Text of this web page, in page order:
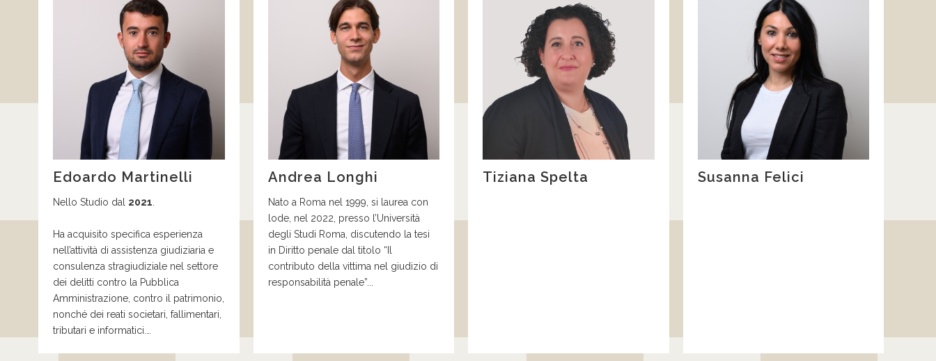
Edoardo Martinelli
Nello Studio dal 2021.
Ha acquisito specifica esperienza
nell’attività di assistenza giudiziaria e
consulenza stragiudiziale nel settore
dei delitti contro la Pubblica
Amministrazione, contro il patrimonio,
nonché dei reati societari, fallimentari,
tributari e informatici.…
Andrea Longhi
Nato a Roma nel 1999, si laurea con
lode, nel 2022, presso l’Università
degli Studi Roma, discutendo la tesi
in Diritto penaledal titolo “ Il
contributo della vittima nel giudizio di
responsabilità penale”...
Tiziana Spelta Susanna Felici